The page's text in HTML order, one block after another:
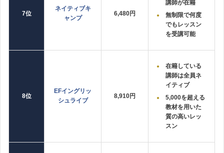
7位
ネイティブキ
ャンプ
6,480円
講師が在籍
無制限で何度
でもレッスン
を受講可能
8位
EFイングリッ
シュライブ
8,910円
在籍している
講師は全員ネ
イティブ
5,000を超える
教材を用いた
質の高いレッ
スン